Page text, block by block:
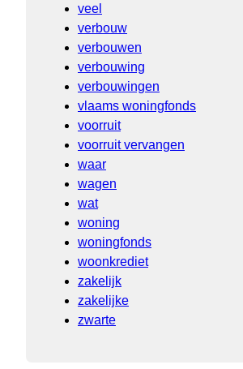
veel
verbouw
verbouwen
verbouwing
verbouwingen
vlaams woningfonds
voorruit
voorruit vervangen
waar
wagen
wat
woning
woningfonds
woonkrediet
zakelijk
zakelijke
zwarte